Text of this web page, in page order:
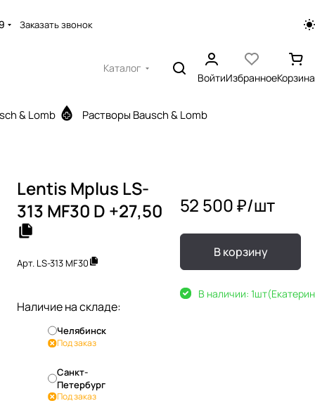
Заказать звонок
Каталог
ВойтиИзбранноеКорзина
& Lomb Растворы Bausch & Lomb
Lentis Mplus LS-
313 MF30 D +27,50
Арт. LS-313 MF30
Наличие на складе:
Челябинск
Под заказ
Санкт-
Петербург
Под заказ
52 500 ₽/шт
В корзину
В наличии: 1шт